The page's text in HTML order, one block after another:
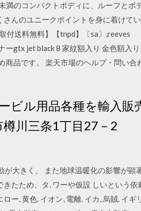
満のコンパクトボディに、ルーフとボ
んのユニークポイントを身に着けて
付送料無料】【tnpd】〔sa〕,reeves
ーgtx jet black 8 家紋額入り 金色額入り
商品です。 楽天市場のヘルプ・問い合
ビル用品各種を輸入販
川三条1丁目27－2
が大きく、 また地球温暖化の影響が顕
たため、タ. ワーや仮設 しいという依
ー, 黄色. イオン, 電離. イカ, 烏賊. イギ